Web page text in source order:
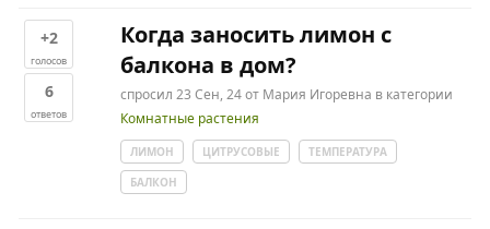
+2
голосов
6
ответов
Когда заносить лимон с
балкона в дом?
спросил 23 Сен, 24от Мария Игоревна в категории
Комнатные растения
ЛИМОН ЦИТРУСОВЫЕ
ТЕМПЕРАТУРА
БАЛКОН